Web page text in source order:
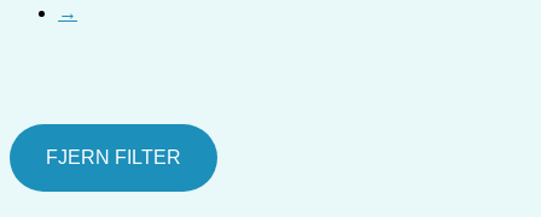
FJERN FILTER
→